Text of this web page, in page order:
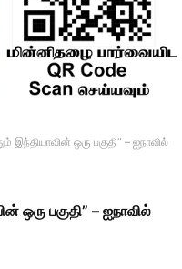
இந்தியாவின் ஒரு பகுதி” – ஐநாவில்
ஒரு பகுதி” – ஐநாவில்